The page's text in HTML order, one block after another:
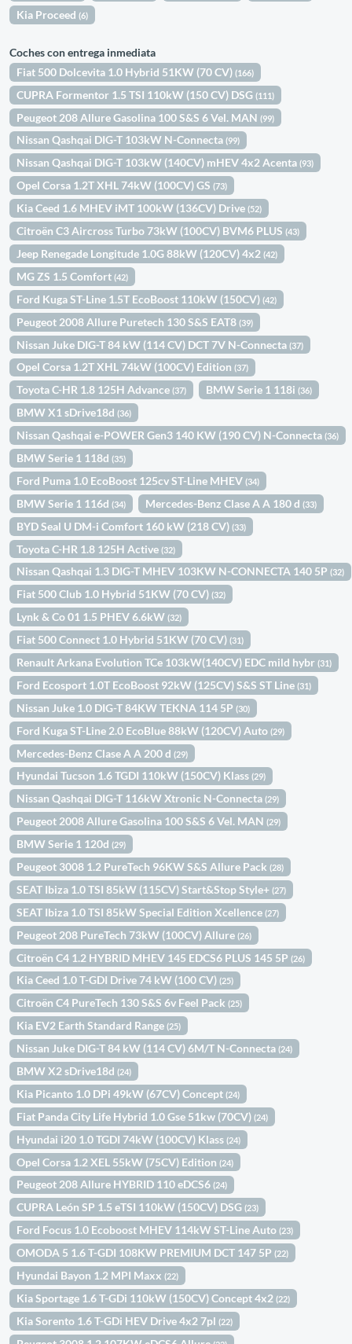
Kia Proceed(6)
Coches con entrega inmediata
Fiat 500 Dolcevita 1.0 Hybrid 51KW (70 CV)(166)
CUPRA Formentor 1.5 TSI 110kW (150 CV) DSG(111)
Peugeot 208 Allure Gasolina 100 S&S 6 Vel. MAN(99)
Nissan Qashqai DIG-T 103kW N-Connecta(99)
Nissan Qashqai DIG-T 103kW (140CV) mHEV 4x2 Acenta(93)
Opel Corsa 1.2T XHL 74kW (100CV) GS(73)
Kia Ceed 1.6 MHEV iMT 100kW (136CV) Drive(52)
Citroën C3 Aircross Turbo 73kW (100CV) BVM6 PLUS(43)
Jeep Renegade Longitude 1.0G 88kW (120CV) 4x2(42)
MG ZS 1.5 Comfort(42)
Ford Kuga ST-Line 1.5T EcoBoost 110kW (150CV)(42)
Peugeot 2008 Allure Puretech 130 S&S EAT8(39)
Nissan Juke DIG-T 84 kW (114 CV) DCT 7V N-Connecta(37)
Opel Corsa 1.2T XHL 74kW (100CV) Edition(37)
Toyota C-HR 1.8 125H Advance(37) BMW Serie 1 118i(36)
BMW X1 sDrive18d(36)
Nissan Qashqai e-POWER Gen3 140 KW (190 CV) N-Connecta(36)
BMW Serie 1 118d(35)
Ford Puma 1.0 EcoBoost 125cv ST-Line MHEV(34)
BMW Serie 1 116d(34) Mercedes-Benz Clase A A 180 d(33)
BYD Seal U DM-i Comfort 160 kW (218 CV)(33)
Toyota C-HR 1.8 125H Active(32)
Nissan Qashqai 1.3 DIG-T MHEV 103KW N-CONNECTA 140 5P(32)
Fiat 500 Club 1.0 Hybrid 51KW (70 CV)(32)
Lynk & Co 01 1.5 PHEV 6.6kW(32)
Fiat 500 Connect 1.0 Hybrid 51KW (70 CV)(31)
Renault Arkana Evolution TCe 103kW(140CV) EDC mild hybr(31)
Ford Ecosport 1.0T EcoBoost 92kW (125CV) S&S ST Line(31)
Nissan Juke 1.0 DIG-T 84KW TEKNA 114 5P(30)
Ford Kuga ST-Line 2.0 EcoBlue 88kW (120CV) Auto(29)
Mercedes-Benz Clase A A 200 d(29)
Hyundai Tucson 1.6 TGDI 110kW (150CV) Klass(29)
Nissan Qashqai DIG-T 116kW Xtronic N-Connecta(29)
Peugeot 2008 Allure Gasolina 100 S&S 6 Vel. MAN(29)
BMW Serie 1 120d(29)
Peugeot 3008 1.2 PureTech 96KW S&S Allure Pack(28)
SEAT Ibiza 1.0 TSI 85kW (115CV) Start&Stop Style+(27)
SEAT Ibiza 1.0 TSI 85kW Special Edition Xcellence(27)
Peugeot 208 PureTech 73kW (100CV) Allure(26)
Citroën C4 1.2 HYBRID MHEV 145 EDCS6 PLUS 145 5P(26)
Kia Ceed 1.0 T-GDI Drive 74 kW (100 CV)(25)
Citroën C4 PureTech 130 S&S 6v Feel Pack(25)
Kia EV2 Earth Standard Range(25)
Nissan Juke DIG-T 84 kW (114 CV) 6M/T N-Connecta(24)
BMW X2 sDrive18d(24)
Kia Picanto 1.0 DPi 49kW (67CV) Concept(24)
Fiat Panda City Life Hybrid 1.0 Gse 51kw (70CV)(24)
Hyundai i20 1.0 TGDI 74kW (100CV) Klass(24)
Opel Corsa 1.2 XEL 55kW (75CV) Edition(24)
Peugeot 208 Allure HYBRID 110 eDCS6(24)
CUPRA León SP 1.5 eTSI 110kW (150CV) DSG(23)
Ford Focus 1.0 Ecoboost MHEV 114kW ST-Line Auto(23)
OMODA 5 1.6 T-GDI 108KW PREMIUM DCT 147 5P(22)
Hyundai Bayon 1.2 MPI Maxx(22)
Kia Sportage 1.6 T-GDi 110kW (150CV) Concept 4x2(22)
Kia Sorento 1.6 T-GDi HEV Drive 4x2 7pl(22)